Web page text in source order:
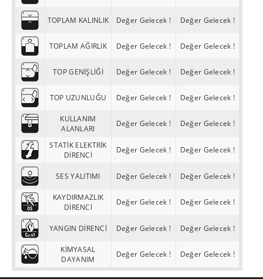
TOPLAM KALINLIK Değer Gelecek ! Değer Gelecek !
TOPLAM AĞIRLIK Değer Gelecek ! Değer Gelecek !
TOP GENİŞLİĞİ Değer Gelecek ! Değer Gelecek !
TOP UZUNLUĞU Değer Gelecek ! Değer Gelecek !
KULLANIM
ALANLARI
Değer Gelecek ! Değer Gelecek !
STATİK ELEKTRİK
DİRENCİ
Değer Gelecek ! Değer Gelecek !
SES YALITIMI Değer Gelecek ! Değer Gelecek !
KAYDIRMAZLIK
DİRENCİ
Değer Gelecek ! Değer Gelecek !
YANGIN DİRENCİ Değer Gelecek ! Değer Gelecek !
KİMYASAL
DAYANIM
Değer Gelecek ! Değer Gelecek !